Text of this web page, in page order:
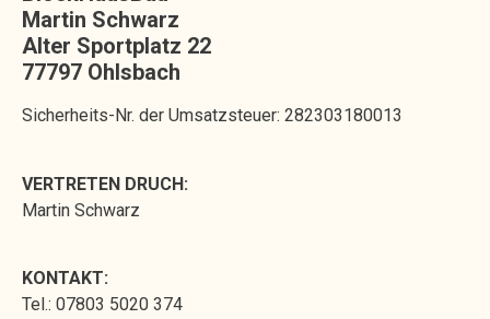
Martin Schwarz
Alter Sportplatz 22
77797 Ohlsbach
Sicherheits-Nr. der Umsatzsteuer: 282303180013
VERTRETEN DRUCH:
Martin Schwarz
KONTAKT:
Tel.: 07803 5020 374